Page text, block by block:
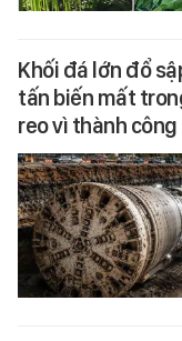
Khối đá lớn đổ
tấn biến mất
reo vì thành công